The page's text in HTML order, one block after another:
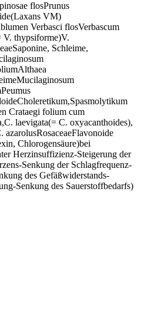
flosPrunus
VM)
Verbasci flosVerbascum
V. thypsiforme)V.
Schleime,
Crataegi folium cum
laevigata(= C. oxyacanthoides),
azarolusRosaceaeFlavonoide
Chlorogensäure)bei
Herzinsuffizienz-Steigerung der
Senkung der Schlagfrequenz-
des Gefäßwiderstands-
Senkung des Sauerstoffbedarfs)